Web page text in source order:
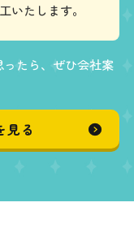
いたします。
たら、ぜひ会社案
見る